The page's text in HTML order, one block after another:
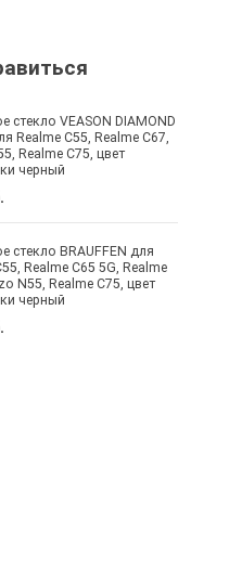
стекло VEASON DIAMOND
Realme C55, Realme C67,
Realme C75, цвет
черный
стекло BRAUFFEN для
Realme C65 5G, Realme
N55, Realme C75, цвет
черный